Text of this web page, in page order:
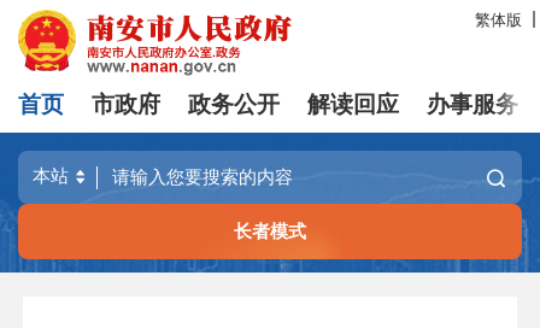
繁体版
首页 市政府 政务公开 解读回应 办事服务
长者模式